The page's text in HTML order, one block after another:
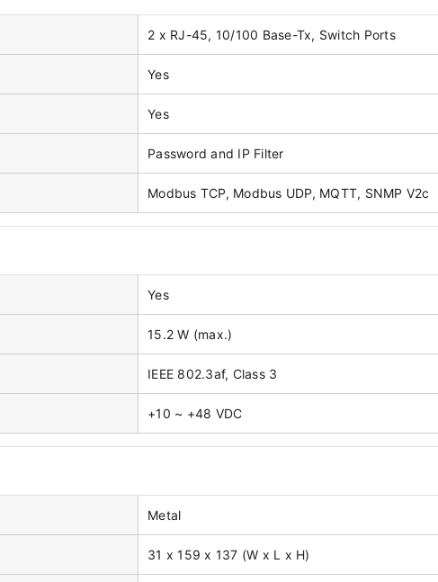
2 x RJ-45, 10/100 Base-Tx, Switch Ports
Yes
Yes
Password and IP Filter
Modbus TCP, Modbus UDP, MQTT, SNMP V2c
Yes
15.2 W (max.)
IEEE 802.3af, Class 3
+10 ~ +48 VDC
Metal
31 x 159 x 137 (W x L x H)